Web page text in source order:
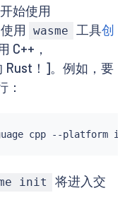
始使用
用
wasme 工具创
C++，
Rust！]。例如，要
：
init
将进入交